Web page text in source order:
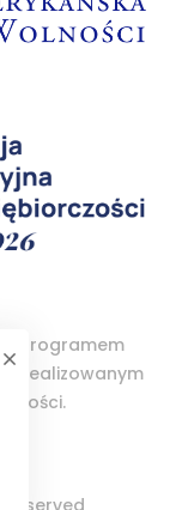
programem
realizowanym